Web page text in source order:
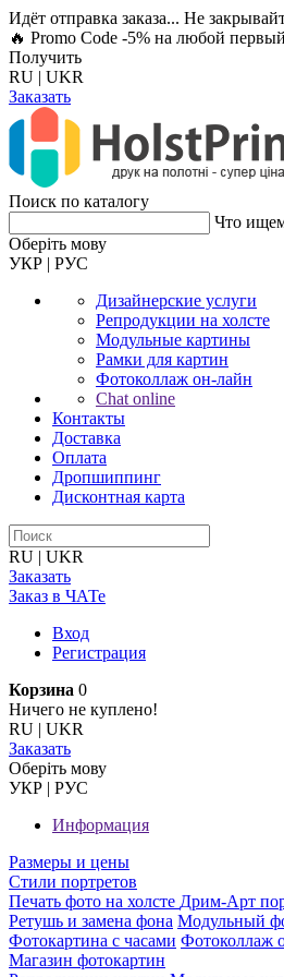
Идёт отправка заказа... Не
🔥 Promo Code -5% на любой первый
Получить
RU | UKR
Заказать
Поиск по каталогу
Что
Оберiть мову
УКР | РУС
Дизайнерские услуги
Репродукции на холсте
Модульные картины
Рамки для картин
Фотоколлаж он-лайн
Chat online
Контакты
Доставка
Оплата
Дропшиппинг
Дисконтная карта
RU | UKR
Заказать
Заказ в ЧАТе
Вход
Регистрация
Корзина 0
Ничего не куплено!
RU | UKR
Заказать
Оберiть мову
УКР | РУС
Информация
Размеры и цены
Стили портретов
Печать фото на холсте Дрим-Арт
Ретушь и замена фона Модульный
Фотокартина с часами Фотоколлаж
Магазин фотокартин